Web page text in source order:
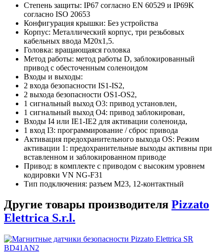
Степень защиты: IP67 согласно EN 60529 и IP69K
согласно ISO 20653
Конфигурация крышки: Без устройства
Корпус: Металлический корпус, три резьбовых
кабельных ввода M20x1,5.
Головка: вращающаяся головка
Метод работы: метод работы D, заблокированный
привод с обесточенным соленоидом
Входы и выходы:
2 входа безопасности IS1-IS2,
2 выхода безопасности OS1-OS2,
1 сигнальный выход O3: привод установлен,
1 сигнальный выход O4: привод заблокирован,
Входы I4 или IE1-IE2 для активации соленоида,
1 вход I3: программирование / сброс привода
Активация предохранительного выхода OS: Режим
активации 1: предохранительные выходы активны при
вставленном и заблокированном приводе
Привод: в комплекте с приводом с высоким уровнем
кодировки VN NG-F31
Тип подключения: разъем M23, 12-контактный
Другие товары производителя Pizzato
Elettrica S.r.l.